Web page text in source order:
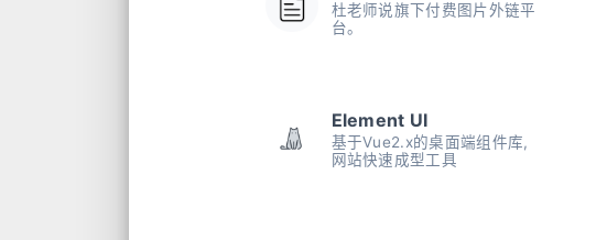
杜老师说旗下付费图片外链平
台。
Element UI
基于Vue2.x的桌面端组件库,
网站快速成型工具